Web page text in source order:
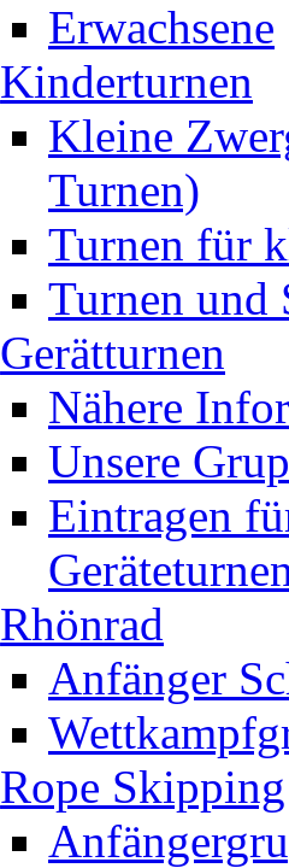
Erwachsene
Kinderturnen
Kleine
Turnen)
Turnen für
Turnen und
Gerätturnen
Nähere
Unsere
Eintragen
Rhönrad
Anfänger
Rope Skipping